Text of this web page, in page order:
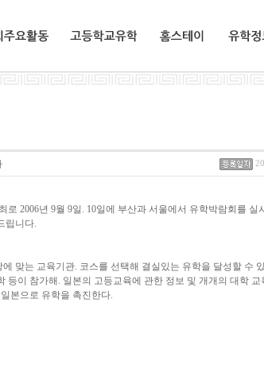
로 2006년 9월 9일. 10일에 부산과 서울에서 유학박람회를 실
립니다.
맞는 교육기관. 코스를 선택해 결실있는 유학을 달성할 수
등이 참가해. 일본의 고등교육에 관한 정보 및 개개의 대학 교
본으로 유학을 촉진한다.